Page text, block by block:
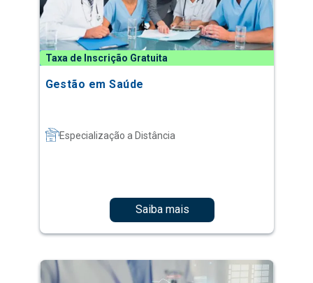
Taxa de Inscrição Gratuita
Gestão em Saúde
Especialização a Distância
Saiba mais